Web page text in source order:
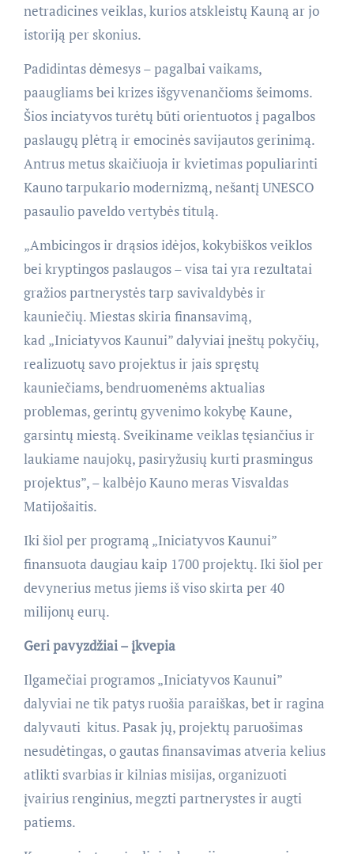
netradicines veiklas, kurios atskleistų Kauną ar jo
istoriją per skonius.
Padidintas dėmesys – pagalbai vaikams,
paaugliams bei krizes išgyvenančioms šeimoms.
Šios inciatyvos turėtų būti orientuotos į pagalbos
paslaugų plėtrą ir emocinės savijautos gerinimą.
Antrus metus skaičiuoja ir kvietimas populiarinti
Kauno tarpukario modernizmą, nešantį UNESCO
pasaulio paveldo vertybės titulą.
„Ambicingos ir drąsios idėjos, kokybiškos veiklos
bei kryptingos paslaugos – visa tai yra rezultatai
gražios partnerystės tarp savivaldybės ir
kauniečių. Miestas skiria finansavimą,
kad „Iniciatyvos Kaunui” dalyviai įneštų pokyčių,
realizuotų savo projektus ir jais spręstų
kauniečiams, bendruomenėms aktualias
problemas, gerintų gyvenimo kokybę Kaune,
garsintų miestą. Sveikiname veiklas tęsiančius ir
laukiame naujokų, pasiryžusių kurti prasmingus
projektus”, – kalbėjo Kauno meras Visvaldas
Matijošaitis.
Iki šiol per programą „Iniciatyvos Kaunui”
finansuota daugiau kaip 1700 projektų. Iki šiol per
devynerius metus jiems iš viso skirta per 40
milijonų eurų.
Geri pavyzdžiai – įkvepia
Ilgamečiai programos „Iniciatyvos Kaunui”
dalyviai ne tik patys ruošia paraiškas, bet ir ragina
dalyvauti kitus. Pasak jų, projektų paruošimas
nesudėtingas, o gautas finansavimas atveria kelius
atlikti svarbias ir kilnias misijas, organizuoti
įvairius renginius, megzti partnerystes ir augti
patiems.